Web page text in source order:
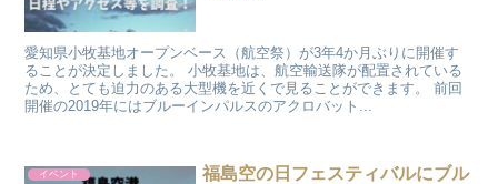
愛知県小牧基地オープンベース（航空祭）が3年4か月ぶりに開催す
ることが決定しました。 小牧基地は、航空輸送隊が配置されている
ため、とても迫力のある大型機を近くで見ることができます。 前回
開催の2019年にはブルーインパルスのアクロバット...
イベント
福島空の日フェスティバルにブル